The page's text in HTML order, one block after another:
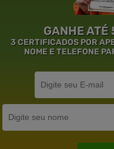
GANHE ATÉ
3 CERTIFICADOS POR
NOME E TELEFONE